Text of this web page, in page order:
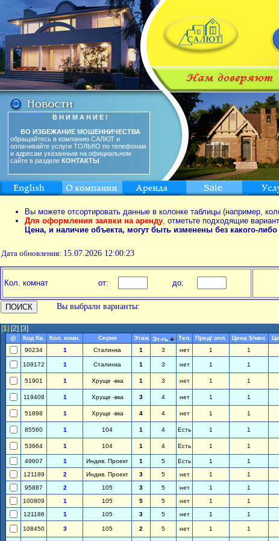
В Н И М А Н И Е !
ВО ИЗБЕЖАНИЕ МОШЕННИЧЕСТВА
обращайтесь в компанию САЛЮТ и
оплачивайте услуги ТОЛЬКО по телефонам
и адресам указанным на официальном
сайте в разделе КОНТАКТЫ
Вы можете отсортировать данные в колонке таблицы (например,
Для оформления заявки на аренду, отметьте подходящие
Цена, и наличие объекта, могут быть изменены без какого-
Дата обновления: 15.07.2026 12:00:23
Кол. комнат от: до:
Вы выбрали варианты:
[1] [2] [3]
@ Код Кв. Кол. комн. Серия Этаж Эт-ть Тел. Пред/ опл. Цена $/мес
90234
1 Сталинка 1 3 нет 1 1
109172 1 Сталинка 1 3 нет 1 1
51901 1 Хруще -вка 1 3 нет 1 1
119408 1 Хруще -вка 3 4 нет 1 1
51898 1 Хруще -вка 4 4 нет 1 1
85560 1 104 1 4 Есть 1 1
53664 1 104 1 4 Есть 1 1
49607 1 Индив. Проект 1 5 Есть 1 1
121189
2 Индив. Проект 3 5 нет 1 1
95887
2 105 3 5 нет 1 1
100809
1 105 5 5 нет 1 1
121186
1 105 3 5 нет 1 1
108450 3 105 2 5 нет 1 1